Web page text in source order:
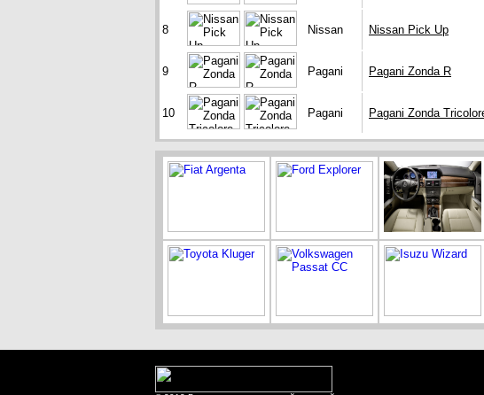
8 Nissan Nissan Pick Up
9 Pagani Pagani Zonda R
10 Pagani Pagani Zonda